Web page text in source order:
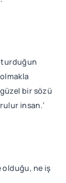
bir sözü
insan.’
olduğu, ne iş